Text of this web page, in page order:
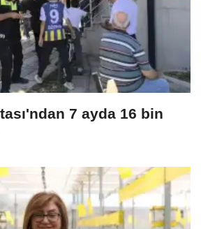
7 ayda 16 bin